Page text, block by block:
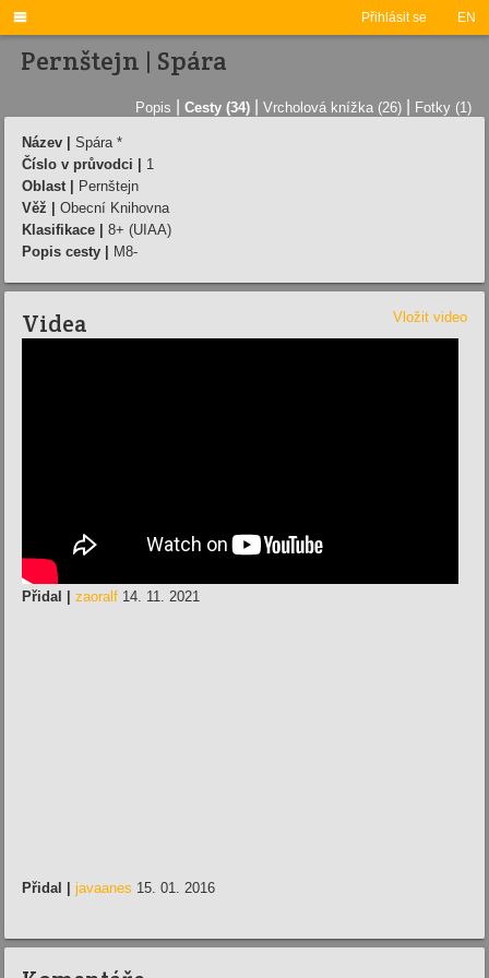
Přihlásit se EN

Pernštejn | Spára
Popis Cesty (34) Vrcholová knížka (26) Fotky (1)
Název |
Spára *
Číslo v průvodci |
1
Oblast |
Pernštejn
Věž |
Obecní Knihovna
Klasifikace |
8+ (UIAA)
Popis cesty |
M8-
Videa Vložit video
Přidal | zaoralf 14. 11. 2021
Přidal | javaanes 15. 01. 2016